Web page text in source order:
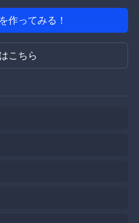
作ってみる！
こちら